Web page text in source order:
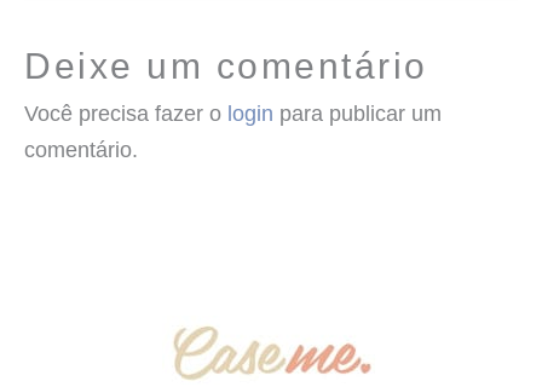
Deixe um comentário
Você precisa fazer o login para publicar um
comentário.